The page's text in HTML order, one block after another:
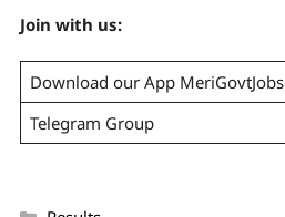
Join with us:
Download our App MeriGovtJobs
Telegram Group